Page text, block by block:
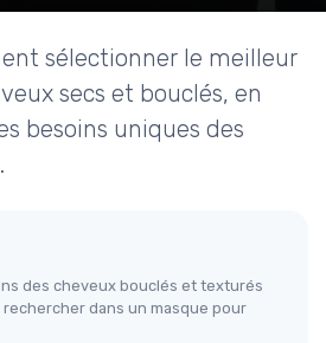
sélectionner le meilleur
secs et bouclés, en
besoins uniques des
des cheveux bouclés et texturés
dans un masque pour